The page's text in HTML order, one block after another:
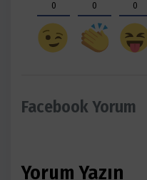
0 0 0
Facebook Yorum
Yorum Yazın